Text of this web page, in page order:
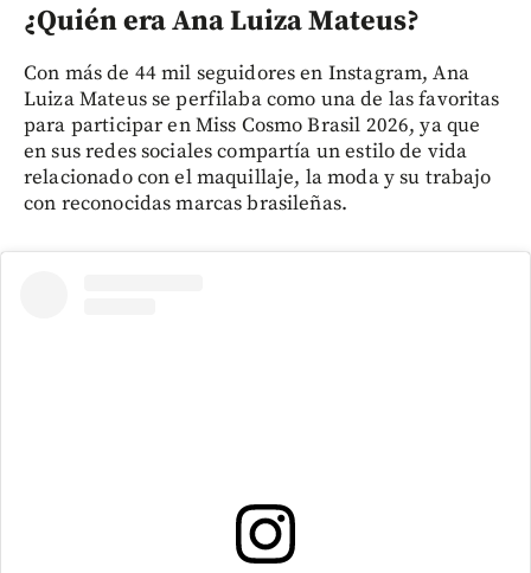
¿Quién era Ana Luiza Mateus?
Con más de 44 mil seguidores en Instagram, Ana
Luiza Mateus se perfilaba como una de las favoritas
para participar en Miss Cosmo Brasil 2026, ya que
en sus redes sociales compartía un estilo de vida
relacionado con el maquillaje, la moda y su trabajo
con reconocidas marcas brasileñas.